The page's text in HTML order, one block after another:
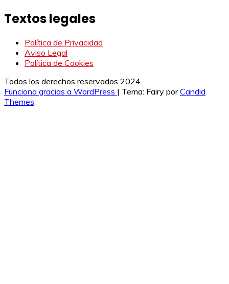
Textos legales
Política de Privacidad
Aviso Legal
Política de Cookies
Todos los derechos reservados 2024.
Funciona gracias a WordPress | Tema: Fairy porCandid
Themes.